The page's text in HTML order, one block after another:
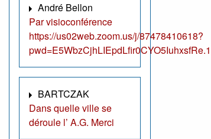
André Bellon
Par visioconférence
https://us02web.zoom.us/j/87478410618?
BARTCZAK
Dans quelle ville se
déroule l’ A.G. Merci